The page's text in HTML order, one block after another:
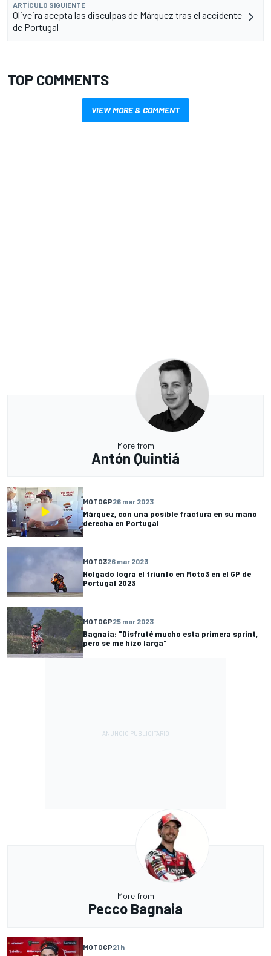
ARTÍCULO SIGUIENTE
Oliveira acepta las disculpas de Márquez tras el accidente
de Portugal
TOP COMMENTS
VIEW MORE & COMMENT
More from
Antón Quintiá
MOTOGP26 mar 2023
Márquez, con una posible fractura en su mano
derecha en Portugal
MOTO326 mar 2023
Holgado logra el triunfo en Moto3 en el GP de
Portugal 2023
MOTOGP25 mar 2023
Bagnaia: "Disfruté mucho esta primera sprint,
pero se me hizo larga"
More from
Pecco Bagnaia
MOTOGP21 h